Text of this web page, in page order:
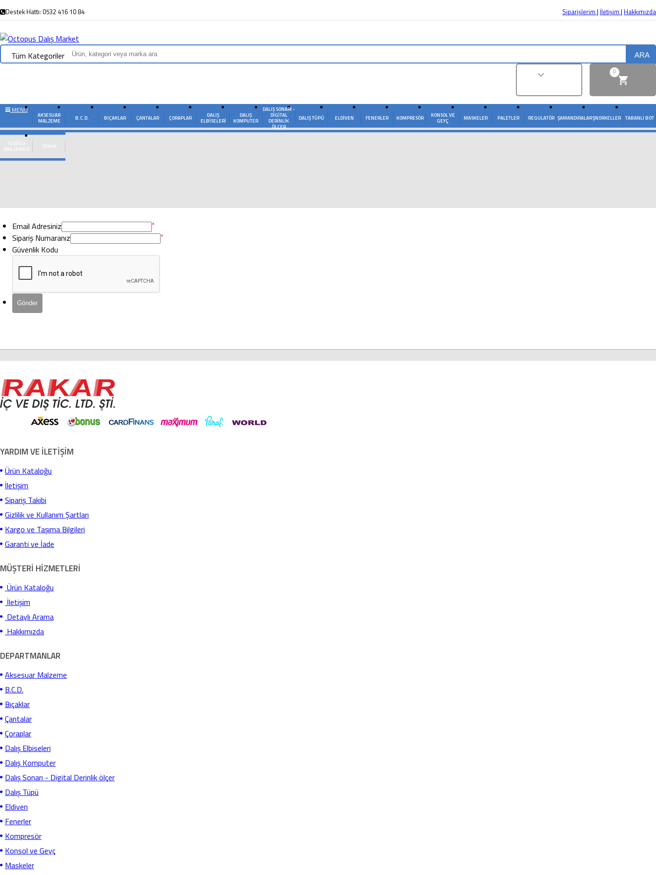
Destek Hattı: 0532 416 10 84 Siparişlerim | İletişim | Hakkımızda
Tüm Kategoriler ARA
0
MENU
AKSESUAR
MALZEME
B.C.D. BIÇAKLAR ÇANTALAR ÇORAPLAR
DALIŞ
ELBISELERI
DALIŞ
KOMPUTER
DALIŞ SONARI -
DIGITAL
DERINLIK
ÖLÇER
DALIŞ TÜPÜ ELDIVEN FENERLER KOMPRESÖR
KONSOL VE
GEYÇ
MASKELER PALETLER REGULATÖR ŞAMANDIRALARŞNORKELLER TABANLI BOT
YÜZÜCÜ
MALZEMESI
ZIPKIN
Email Adresiniz *
Sipariş Numaranız *
Güvenlik Kodu
YARDIM VE İLETİŞİM
Ürün Kataloğu
İletişim
Sipariş Takibi
Gizlilik ve Kullanım Şartları
Kargo ve Taşıma Bilgileri
Garanti ve İade
MÜŞTERİ HİZMETLERİ
Ürün Kataloğu
İletişim
Detaylı Arama
Hakkımızda
DEPARTMANLAR
Aksesuar Malzeme
B.C.D.
Bıçaklar
Çantalar
Çoraplar
Dalış Elbiseleri
Dalış Komputer
Dalış Sonarı - Digital Derinlik ölçer
Dalış Tüpü
Eldiven
Fenerler
Kompresör
Konsol ve Geyç
Maskeler